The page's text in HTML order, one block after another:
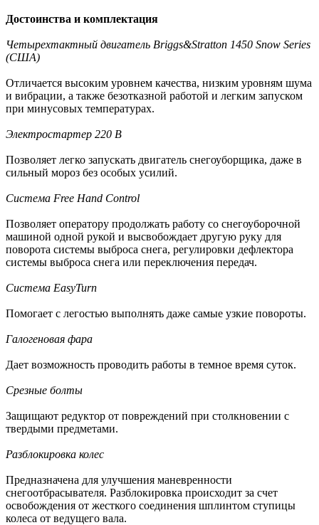
Достоинства и комплектация
Четырехтактный двигатель Briggs&Stratton 1450 Snow Series
(США)
Отличается высоким уровнем качества, низким уровням шума
и вибрации, а также безотказной работой и легким запуском
при минусовых температурах.
Электростартер 220 В
Позволяет легко запускать двигатель снегоуборщика, даже в
сильный мороз без особых усилий.
Система Free Hand Control
Позволяет оператору продолжать работу со снегоуборочной
машиной одной рукой и высвобождает другую руку для
поворота системы выброса снега, регулировки дефлектора
системы выброса снега или переключения передач.
Система EasyTurn
Помогает с легостью выполнять даже самые узкие повороты.
Галогеновая фара
Дает возможность проводить работы в темное время суток.
Срезные болты
Защищают редуктор от повреждений при столкновении с
твердыми предметами.
Разблокировка колес
Предназначена для улучшения маневренности
снегоотбрасывателя. Разблокировка происходит за счет
освобождения от жесткого соединения шплинтом ступицы
колеса от ведущего вала.